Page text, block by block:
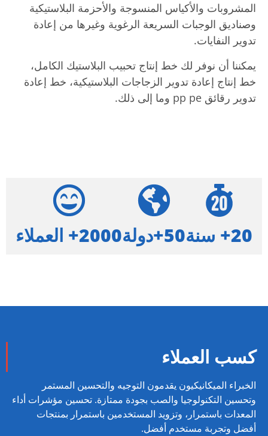
المشروبات والأكياس المنسوجة والأحزمة البلاستيكية
وصناديق الوجبات السريعة الرغوية وغيرها من إعادة
تدوير النفايات.
يمكننا أن نوفر لك خط إنتاج تحبيب البلاستيك الكامل،
خط إنتاج إعادة تدوير الزجاجات البلاستيكية، خط إعادة
تدوير رقائق pp pe وما إلى ذلك.
20+ سنة 50+دولة 2000+ العملاء
كسب العملاء
الخبراء الميكانيكيون يقدمون التوجيه والتحسين المستمر
وتحسين التكنولوجيا والصب بجودة ممتازة. تحسين مؤشرات أداء
المعدات باستمرار، وتزويد المستخدمين باستمرار بمنتجات
أفضل وتجربة مستخدم أفضل.